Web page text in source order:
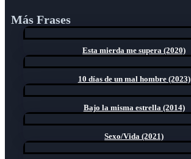
Más Frases
Esta mierda me supera (2020)
10 días de un mal hombre (2023)
Bajo la misma estrella (2014)
Sexo/Vida (2021)